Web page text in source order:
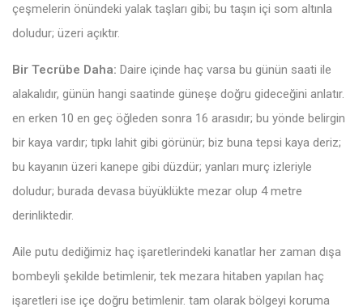
çeşmelerin önündeki yalak taşları gibi; bu taşın içi som altınla
doludur; üzeri açıktır.
Bir Tecrübe Daha: Daire içinde haç varsa bu günün saati ile
alakalıdır, günün hangi saatinde güneşe doğru gideceğini anlatır.
en erken 10 en geç öğleden sonra 16 arasıdır; bu yönde belirgin
bir kaya vardır; tıpkı lahit gibi görünür; biz buna tepsi kaya deriz;
bu kayanın üzeri kanepe gibi düzdür; yanları murç izleriyle
doludur; burada devasa büyüklükte mezar olup 4 metre
derinliktedir.
Aile putu dediğimiz haç işaretlerindeki kanatlar her zaman dışa
bombeyli şekilde betimlenir, tek mezara hitaben yapılan haç
işaretleri ise içe doğru betimlenir. tam olarak bölgeyi koruma